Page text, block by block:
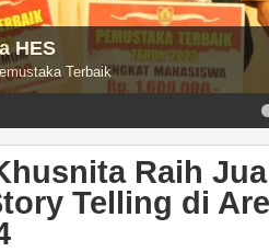
HES
Terbaik
Raih
Telling di